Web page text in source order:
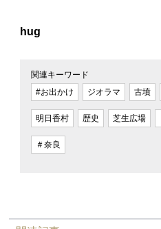
hug
関連キーワード
#お出かけ
ジオラマ 古墳
明日香村 歴史 芝生広場
＃奈良